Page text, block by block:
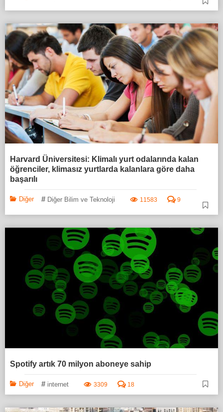
Harvard Üniversitesi: Klimalı yurt odalarında kalan
öğrenciler, klimasız yurtlarda kalanlara göre daha
başarılı
Diğer # Diğer Bilim ve Teknoloji 11583 9
Spotify artık 70 milyon aboneye sahip
Diğer # internet 3309 18